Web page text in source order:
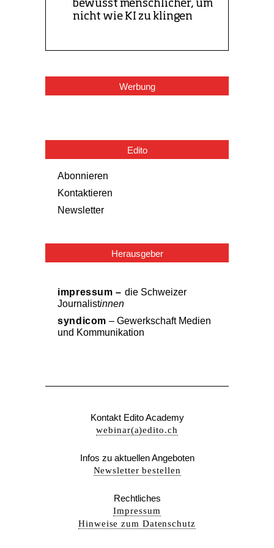
Werbung
Edito
Abonnieren
Kontaktieren
Newsletter
Herausgeber
impressum – die Schweizer
Journalistinnen
syndicom – Gewerkschaft Medien
und Kommunikation
Kontakt Edito Academy
webinar(a)edito.ch
Infos zu aktuellen Angeboten
Newsletter bestellen
Rechtliches
Impressum
Hinweise zum Datenschutz